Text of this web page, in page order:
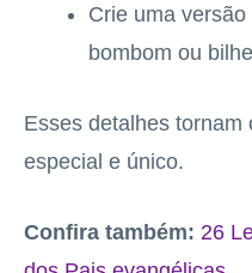
Crie uma
bombom ou
Esses detalhes
especial e único.
Confira também: 26